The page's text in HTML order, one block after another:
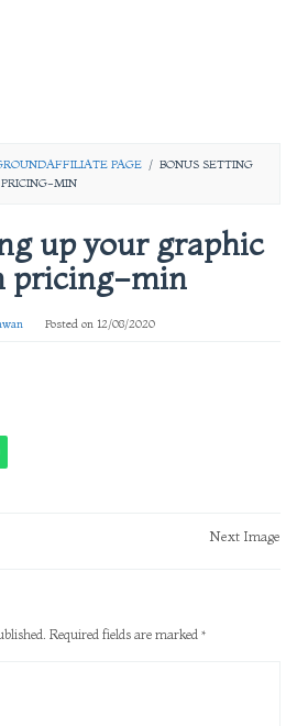
PAGE / BONUS SETTING
MIN
up your graphic
pricing-min
Posted on 12/08/2020
Next Image
Required fields are marked *